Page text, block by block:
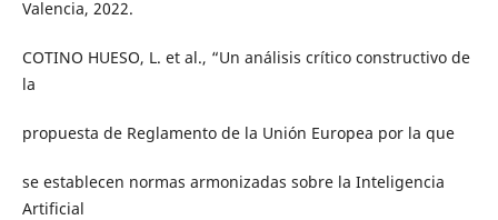
Valencia, 2022.
COTINO HUESO, L. et al., “Un análisis crítico constructivo de
la
propuesta de Reglamento de la Unión Europea por la que
se establecen normas armonizadas sobre la Inteligencia
Artificial